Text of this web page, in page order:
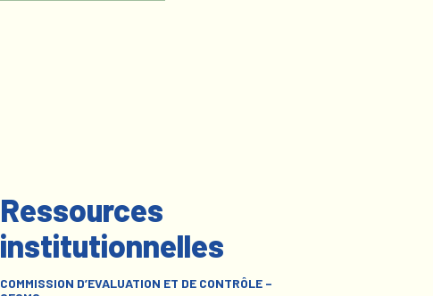
Ressources
institutionnelles
COMMISSION D’EVALUATION ET DE CONTRÔLE –